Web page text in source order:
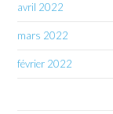
avril 2022
mars 2022
février 2022